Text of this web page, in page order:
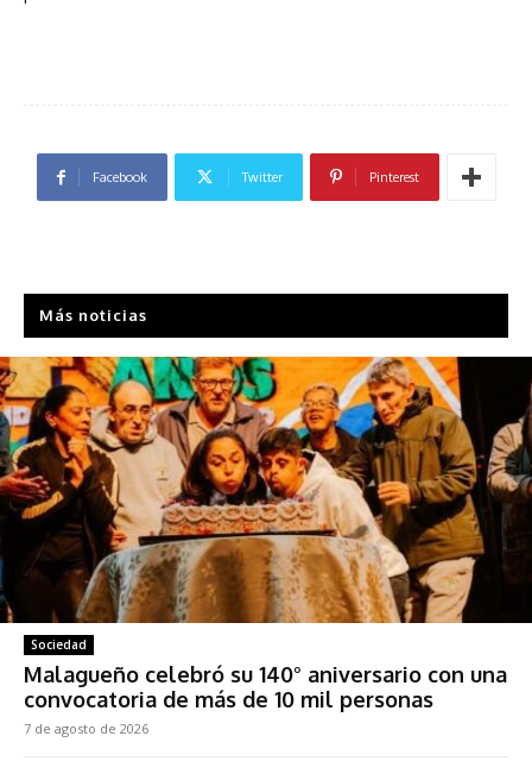
Facebook Twitter Pinterest
Más noticias
Sociedad
Malagueño celebró su 140° aniversario con una
convocatoria de más de 10 mil personas
7 de agosto de 2026